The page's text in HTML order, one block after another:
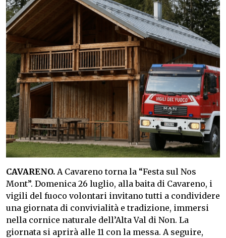
CAVARENO. A Cavareno torna la “Festa sul Nos
Mont”. Domenica 26 luglio, alla baita di Cavareno, i
vigili del fuoco volontari invitano tutti a condividere
una giornata di convivialità e tradizione, immersi
nella cornice naturale dell’Alta Val di Non. La
giornata si aprirà alle 11 con la messa. A seguire,